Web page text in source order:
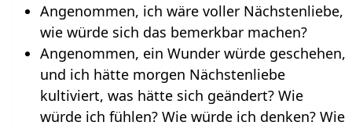
Angenommen, ich wäre voller Nächstenliebe,
wie würde sich das bemerkbar machen?
Angenommen, ein Wunder würde geschehen,
und ich hätte morgen Nächstenliebe
kultiviert, was hätte sich geändert? Wie
würde ich fühlen? Wie würde ich denken? Wie